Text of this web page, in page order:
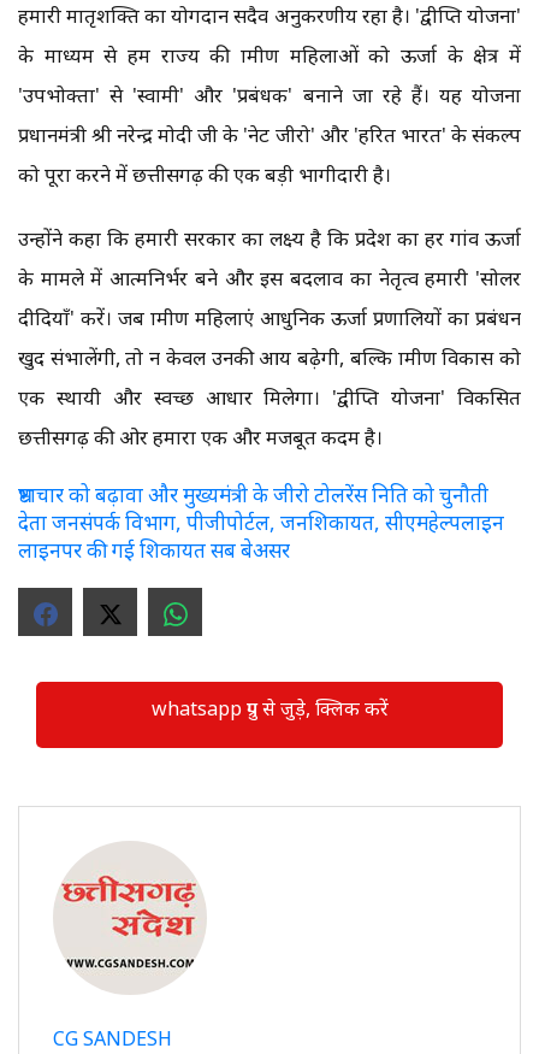
हमारी मातृशक्ति का योगदान सदैव अनुकरणीय रहा है। 'द्वीप्ति योजना'
के माध्यम से हम राज्य की ग्रामीण महिलाओं को ऊर्जा के क्षेत्र में
'उपभोक्ता' से 'स्वामी' और 'प्रबंधक' बनाने जा रहे हैं। यह योजना
प्रधानमंत्री श्री नरेन्द्र मोदी जी के 'नेट जीरो' और 'हरित भारत' के संकल्प
को पूरा करने में छत्तीसगढ़ की एक बड़ी भागीदारी है।
उन्होंने कहा कि हमारी सरकार का लक्ष्य है कि प्रदेश का हर गांव ऊर्जा
के मामले में आत्मनिर्भर बने और इस बदलाव का नेतृत्व हमारी 'सोलर
दीदियाँ' करें। जब ग्रामीण महिलाएं आधुनिक ऊर्जा प्रणालियों का प्रबंधन
खुद संभालेंगी, तो न केवल उनकी आय बढ़ेगी, बल्कि ग्रामीण विकास को
एक स्थायी और स्वच्छ आधार मिलेगा। 'द्वीप्ति योजना' विकसित
छत्तीसगढ़ की ओर हमारा एक और मजबूत कदम है।
भ्रष्टाचार को बढ़ावा और मुख्यमंत्री के जीरो टोलरेंस निति को चुनौती
देता जनसंपर्क विभाग, पीजीपोर्टल, जनशिकायत, सीएमहेल्पलाइन
लाइनपर की गई शिकायत सब बेअसर
whatsapp ग्रुप से जुड़े, क्लिक करें
CG SANDESH